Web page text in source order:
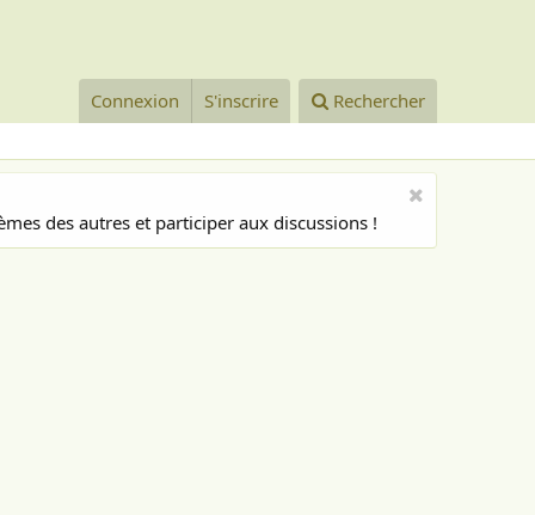
Connexion S'inscrire Rechercher
des autres et participer aux discussions !